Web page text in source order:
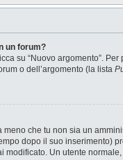
un forum?
su “Nuovo argomento”.
o dell’argomento (la lista
che tu non sia un
dopo il suo inserimento)
modificato. Un utente